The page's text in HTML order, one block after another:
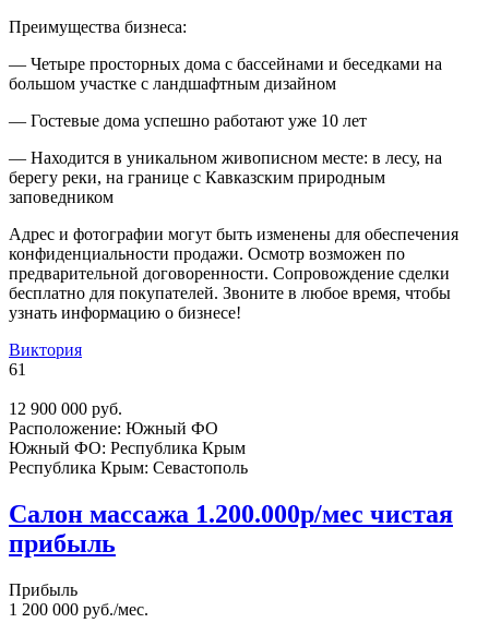
Преимущества бизнеса:
— Четыре просторных дома с бассейнами и беседками на
большом участке с ландшафтным дизайном
— Гостевые дома успешно работают уже 10 лет
— Находится в уникальном живописном месте: в лесу, на
берегу реки, на границе с Кавказским природным
заповедником
Адрес и фотографии могут быть изменены для обеспечения
конфиденциальности продажи. Осмотр возможен по
предварительной договоренности. Сопровождение сделки
бесплатно для покупателей. Звоните в любое время, чтобы
узнать информацию о бизнесе!
Виктория
61
12 900 000 руб.
Расположение: Южный ФО
Южный ФО: Республика Крым
Республика Крым: Севастополь
Салон массажа 1.200.000р/мес чистая
прибыль
Прибыль
1 200 000 руб./мес.